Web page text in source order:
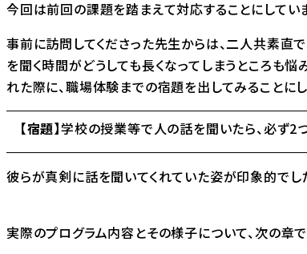
今回は前回の課題を踏まえて対応することにしてい
事前に訪問してくださった先生からは、二人共素直
を聞く時間がどうしても長くなってしまうところも
れた際に、職場体験までの宿題を出してみることにし
【宿題】学校の授業等で人の話を聞いたら、必ず2
彼らが真剣に話を聞いてくれていた姿が印象的でし
実際のプログラム内容とその様子について、次の章で